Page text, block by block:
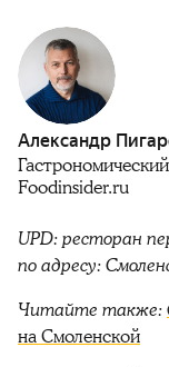
Александр
Foodinsider.ru
UPD: ресторан
по адресу:
Читайте также:
на Смоленской